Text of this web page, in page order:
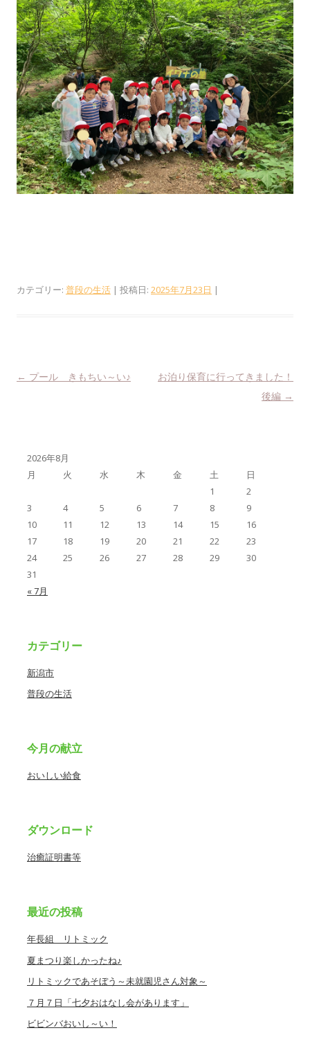
カテゴリー: 普段の生活 | 投稿日: 2025年7月23日 |
投稿ナビゲーション
← プール きもちい～い♪
お泊り保育に行ってきました！
後編 →
2026年8月
月
火 水 木 金 土 日
« 7月
1
2
3
4 5 6 7 8
9
10
11 12 13 14 15
16
17
18 19 20 21 22
23
24
25 26 27 28 29
30
31
カテゴリー
新潟市
普段の生活
今月の献立
おいしい給食
ダウンロード
治癒証明書等
最近の投稿
年長組 リトミック
夏まつり楽しかったね♪
リトミックであそぼう～未就園児さん対象～
７月７日「七夕おはなし会があります」
ビビンバおいし～い！